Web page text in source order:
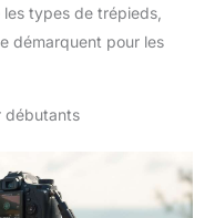
types de trépieds,
démarquent pour les
débutants